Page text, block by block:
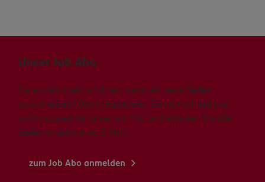
Unser Job Abo
Sie wollen direkt erfahren, wenn wir neue Stellen
ausschreiben? Dann registrieren Sie sich schnell und
unkompliziert für unser Job Abo und erhalten Sie alle
Stellenangebote via E-Mail.
zum Job Abo anmelden